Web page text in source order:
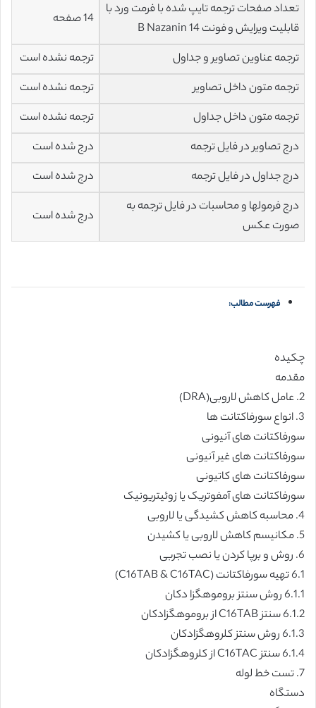
تعداد صفحات ترجمه تایپ شده با فرمت ورد با
قابلیت ویرایش و فونت 14 B Nazanin
14 صفحه
ترجمه عناوین تصاویر و جداول
ترجمه نشده است
ترجمه متون داخل تصاویر
ترجمه نشده است
ترجمه متون داخل جداول
ترجمه نشده است
درج تصاویر در فایل ترجمه
درج شده است
درج جداول در فایل ترجمه
درج شده است
درج فرمولها و محاسبات در فایل ترجمه به
صورت عکس
درج شده است
فهرست مطالب:
چکیده
مقدمه
2. عامل کاهش لاروبی(DRA)
3. انواع سورفاکتانت ها
سورفاکتانت های آنیونی
سورفاکتانت های غیر آنیونی
سورفاکتانت های کاتیونی
سورفاکتانت های آمفوتریک یا زوئیتریونیک
4. محاسبه کاهش کشیدگی یا لاروبی
5. مکانیسم کاهش لاروبی یا کشیدن
6. روش و برپا کردن یا نصب تجربی
6.1 تهیه سورفاکتانت (C16TAB & C16TAC)
6.1.1 روش سنتز بروموهگزا دکان
6.1.2 سنتز C16TAB از بروموهگزادکان
6.1.3 روش سنتز کلروهگزادکان
6.1.4 سنتز C16TAC از کلروهگزادکان
7. تست خط لوله
دستگاه